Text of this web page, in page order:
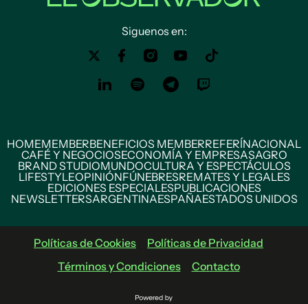
Siguenos en:
HOMEMEMBERBENEFICIOS MEMBERREFERÍNACIONAL
CAFÉ Y NEGOCIOSECONOMÍA Y EMPRESASAGRO
BRAND STUDIOMUNDOCULTURA Y ESPECTÁCULOS
LIFESTYLEOPINIÓNFÚNEBRESREMATES Y LEGALES
EDICIONES ESPECIALESPUBLICACIONES
NEWSLETTERSARGENTINAESPAÑAESTADOS UNIDOS
Políticas de Cookies
Políticas de Privacidad
Términos y Condiciones
Contacto